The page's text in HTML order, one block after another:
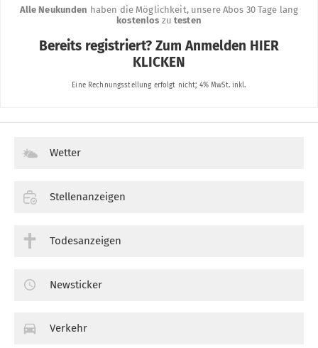
Wetter
Stellenanzeigen
Todesanzeigen
Newsticker
Verkehr